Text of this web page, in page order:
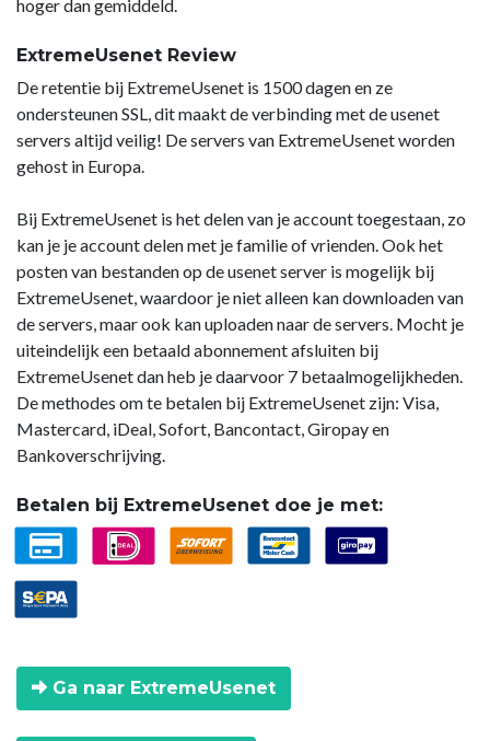
hoger dan gemiddeld.
ExtremeUsenet Review
De retentie bij ExtremeUsenet is 1500 dagen en ze
ondersteunen SSL, dit maakt de verbinding met de usenet
servers altijd veilig! De servers van ExtremeUsenet worden
gehost in Europa.
Bij ExtremeUsenet is het delen van je account toegestaan, zo
kan je je account delen met je familie of vrienden. Ook het
posten van bestanden op de usenet server is mogelijk bij
ExtremeUsenet, waardoor je niet alleen kan downloaden van
de servers, maar ook kan uploaden naar de servers. Mocht je
uiteindelijk een betaald abonnement afsluiten bij
ExtremeUsenet dan heb je daarvoor 7 betaalmogelijkheden.
De methodes om te betalen bij ExtremeUsenet zijn: Visa,
Mastercard, iDeal, Sofort, Bancontact, Giropay en
Bankoverschrijving.
Betalen bij ExtremeUsenet doe je met:
Ga naar ExtremeUsenet